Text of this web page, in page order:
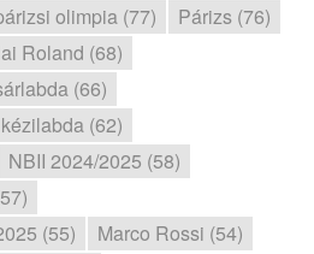
olimpia (77)
Párizs (76)
Roland (68)
(66)
kézilabda (62)
NBII 2024/2025 (58)
(55)
Marco Rossi (54)